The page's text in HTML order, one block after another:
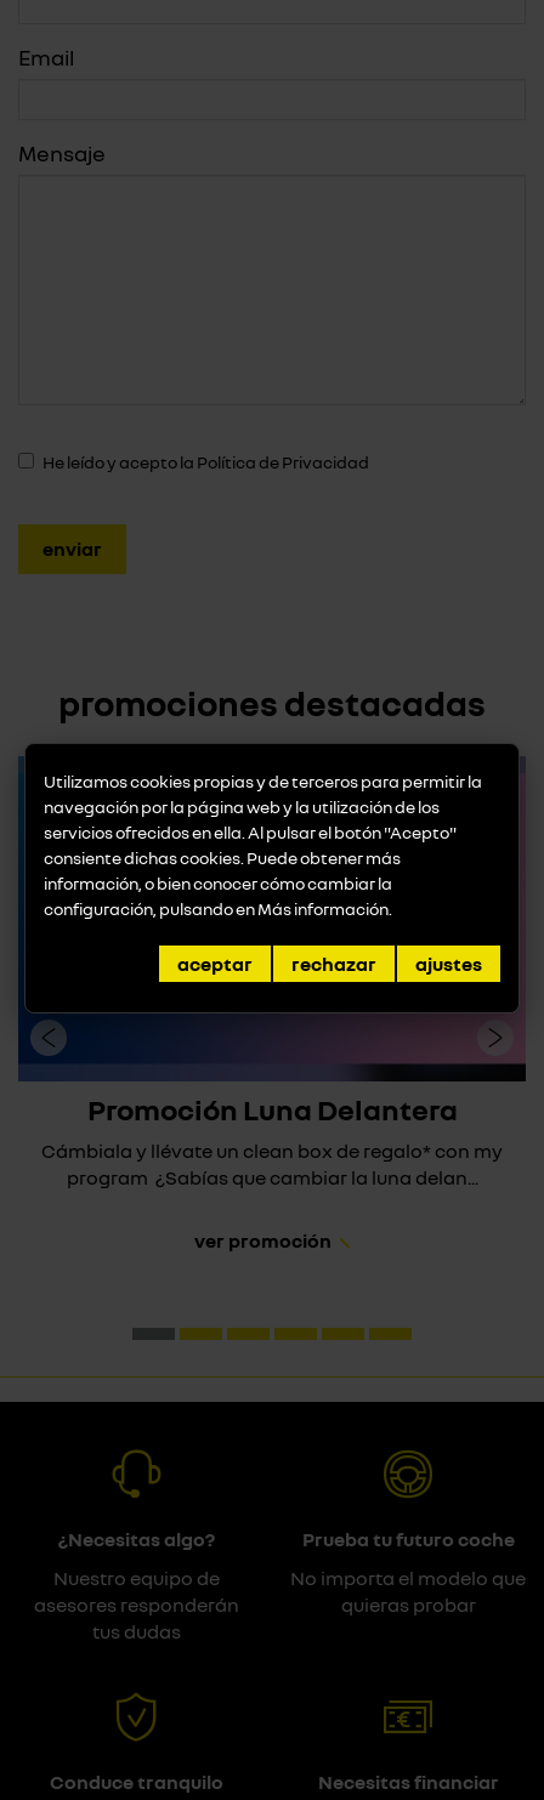
Email
Mensaje
He leído y acepto la Política de Privacidad
promociones destacadas
Promoción Luna Delantera
Cámbiala y llévate un clean box de regalo* con my
program ¿Sabías que cambiar la luna delan...
ver promoción
Utilizamos cookies propias y de terceros para permitir la
navegación por la página web y la utilización de los
servicios ofrecidos en ella. Al pulsar el botón "Acepto"
consiente dichas cookies. Puede obtener más
información, o bien conocer cómo cambiar la
configuración, pulsando enMás información
aceptar rechazar ajustes
¿Necesitas algo?
Nuestro equipo de
asesores responderán
tus dudas
Prueba tu futuro coche
No importa el modelo que
quieras probar
Conduce tranquilo
Necesitas financiar